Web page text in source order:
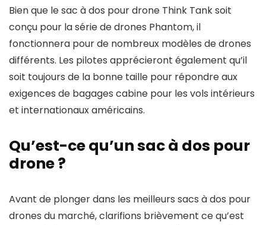
Bien que le sac à dos pour drone Think Tank soit
conçu pour la série de drones Phantom, il
fonctionnera pour de nombreux modèles de drones
différents. Les pilotes apprécieront également qu’il
soit toujours de la bonne taille pour répondre aux
exigences de bagages cabine pour les vols intérieurs
et internationaux américains.
Qu’est-ce qu’un sac à dos pour
drone ?
Avant de plonger dans les meilleurs sacs à dos pour
drones du marché, clarifions brièvement ce qu’est